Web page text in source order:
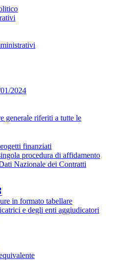
2024
generale riferiti a tutte le
finanziati
procedura di affidamento
Nazionale dei Contratti
in formato tabellare
e degli enti aggiudicatori